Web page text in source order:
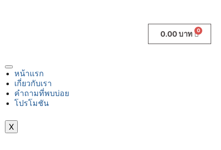
0.00บาท
หน้าแรก
เกี่ยวกับเรา
คำถามที่พบบ่อย
โปรโมชัน
X